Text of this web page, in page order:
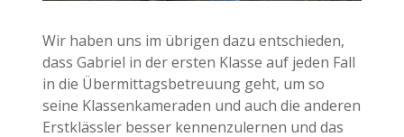
Wir haben uns im übrigen dazu entschieden,
dass Gabriel in der ersten Klasse auf jeden Fall
in die Übermittagsbetreuung geht, um so
seine Klassenkameraden und auch die anderen
Erstklässler besser kennenzulernen und das